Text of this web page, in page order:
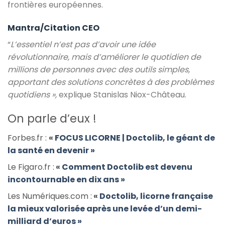
frontières européennes.
Mantra/Citation CEO
“L’essentiel n’est pas d’avoir une idée
révolutionnaire, mais d’améliorer le quotidien de
millions de personnes avec des outils simples,
apportant des solutions concrètes à des problèmes
quotidiens »,explique Stanislas Niox-Château.
On parle d’eux !
Forbes.fr : « FOCUS LICORNE | Doctolib, le géant de
la santé en devenir »
Le Figaro.fr : « Comment Doctolib est devenu
incontournable en dix ans »
Les Numériques.com : « Doctolib, licorne française
la mieux valorisée après une levée d’un demi-
milliard d’euros »